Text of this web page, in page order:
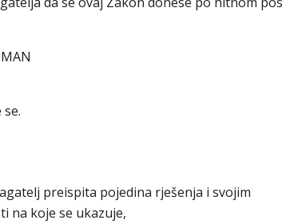
preispita pojedina rješenja i svojim
na koje se ukazuje,